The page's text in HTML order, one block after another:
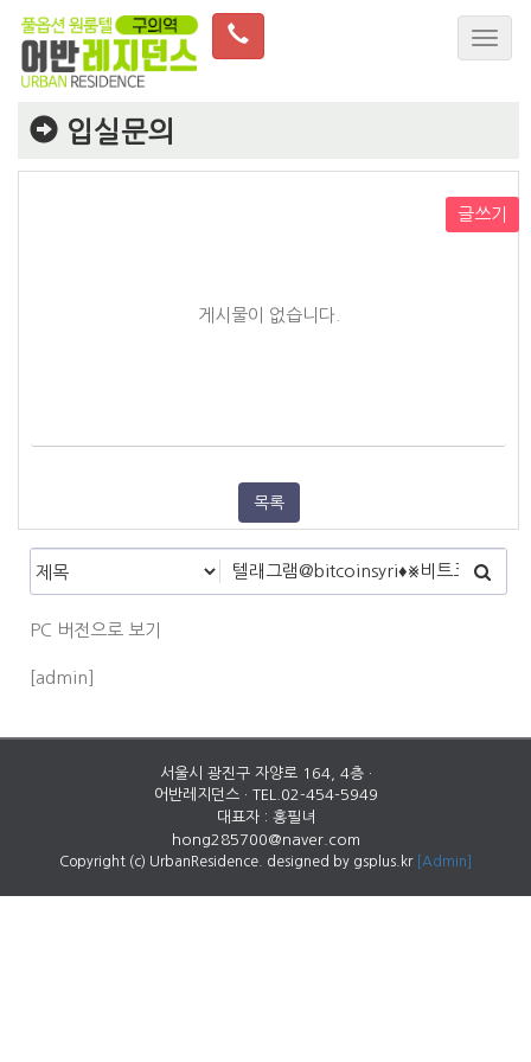
입실문의
글쓰기
게시물이 없습니다.
목록
PC 버전으로 보기
[admin]
서울시 광진구 자양로 164, 4층 ·
어반레지던스 · TEL.02-454-5949
대표자 : 홍필녀
hong285700@naver.com
Copyright (c) UrbanResidence. designed by gsplus.kr [Admin]